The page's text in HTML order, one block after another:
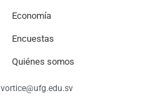
Economía
Encuestas
Quiénes somos
vortice@ufg.edu.sv